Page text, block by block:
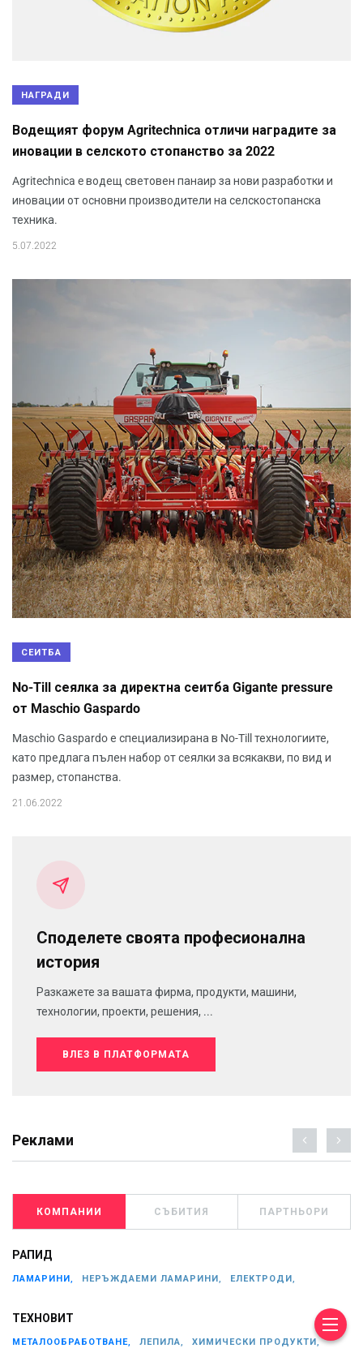
НАГРАДИ
Водещият форум Agritechnica отличи наградите за
иновации в селското стопанство за 2022
Agritechnica e водещ световен панаир за нови разработки и
иновации от основни производители на селскостопанска
техника.
5.07.2022
СЕИТБА
No-Till сеялка за директна сеитба Gigante pressure
от Maschio Gaspardo
Maschio Gaspardo е специализирана в No-Till технологиите,
като предлага пълен набор от сеялки за всякакви, по вид и
размер, стопанства.
21.06.2022
Споделете своята професионална
история
Разкажете за вашата фирма, продукти, машини,
технологии, проекти, решения, ...
ВЛЕЗ В ПЛАТФОРМАТА
Реклами
КОМПАНИИ СЪБИТИЯ ПАРТНЬОРИ
РАПИД
ЛАМАРИНИ, НЕРЪЖДАЕМИ ЛАМАРИНИ, ЕЛЕКТРОДИ,
ТЕХНОВИТ
МЕТАЛООБРАБОТВАНЕ, ЛЕПИЛА, ХИМИЧЕСКИ ПРОДУКТИ,